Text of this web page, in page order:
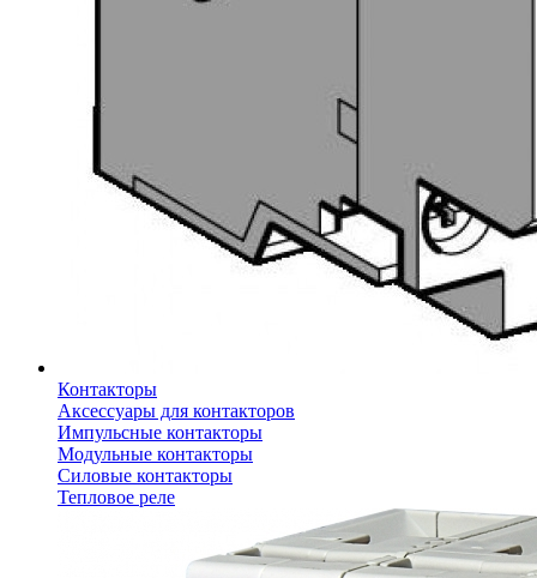
Контакторы
Аксессуары для контакторов
Импульсные контакторы
Модульные контакторы
Силовые контакторы
Тепловое реле